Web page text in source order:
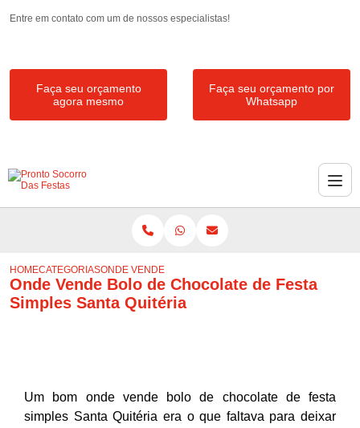
Entre em contato com um de nossos especialistas!
Faça seu orçamento
agora mesmo
Faça seu orçamento por
Whatsapp
HOMECATEGORIASONDE VENDE BOLO DE CHOCOLATE DE FESTA
Onde Vende Bolo de Chocolate de Festa
Simples Santa Quitéria
Um bom onde vende bolo de chocolate de festa
simples Santa Quitéria era o que faltava para deixar